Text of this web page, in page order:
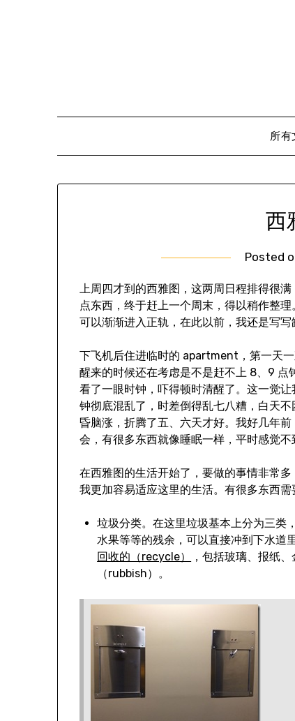
所有
西
Posted
上周四才到的西雅图，这两周日程排得很
点东西，终于赶上一个周末，得以稍作整
可以渐渐进入正轨，在此以前，我还是写写
下飞机后住进临时的 apartment，第一天
醒来的时候还在考虑是不是赶不上 8、9 点
看了一眼时钟，吓得顿时清醒了。这一觉
钟彻底混乱了，时差倒得乱七八糟，白天
昏脑涨，折腾了五、六天才好。我好几年
会，有很多东西就像睡眠一样，平时感觉
在西雅图的生活开始了，要做的事情非常
我更加容易适应这里的生活。有很多东西
垃圾分类。在这里垃圾基本上分为三
水果等等的残余，可以直接冲到下水道
回收的（recycle）
，包括玻璃、报纸
（rubbish）。